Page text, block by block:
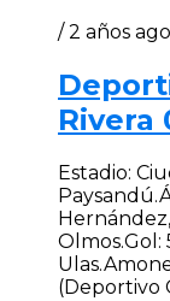
/ 2 años ago
Rivera
Estadio:
Olmos.Gol:
(Deportivo